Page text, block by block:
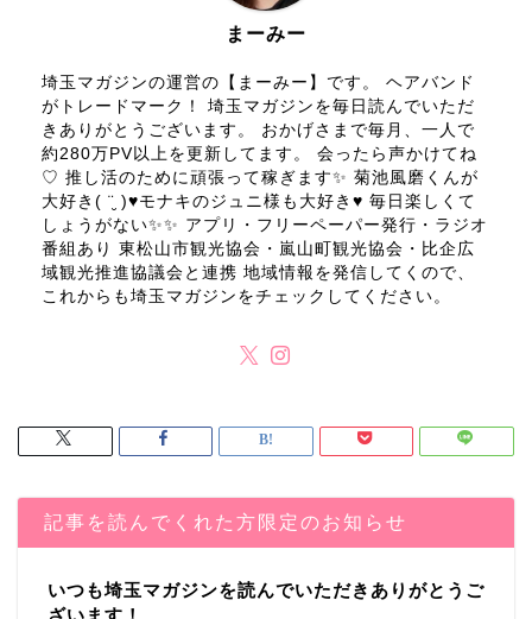
まーみー
埼玉マガジンの運営の【まーみー】です。 ヘアバンド
がトレードマーク！ 埼玉マガジンを毎日読んでいただ
きありがとうございます。 おかげさまで毎月、一人で
約280万PV以上を更新してます。 会ったら声かけてね
♡ 推し活のために頑張って稼ぎます✨ 菊池風磨くんが
大好き( ¨̮ )♥モナキのジュニ様も大好き♥ 毎日楽しくて
しょうがない✨✨ アプリ・フリーペーパー発行・ラジオ
番組あり 東松山市観光協会・嵐山町観光協会・比企広
域観光推進協議会と連携 地域情報を発信してくので、
これからも埼玉マガジンをチェックしてください。
記事を読んでくれた方限定のお知らせ
いつも埼玉マガジンを読んでいただきありがとうご
ざいます！